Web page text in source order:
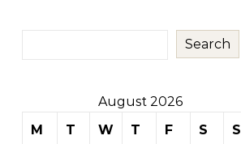
Search
August 2026
M
T W T F S S